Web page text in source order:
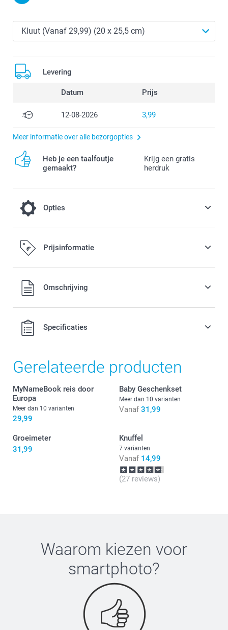
Levering
Datum Prijs
12-08-2026 3,99
Meer informatie over alle bezorgopties
Heb je een taalfoutje
gemaakt?
Krijg een gratis
herdruk
Opties
Een harde kaft om jouw herinneringen nog
heel lang te bewaren!
10,00 / stuk
Prijsinformatie
Alle prijzen zijn in EURO (€) inclusief BTW en exclusief
verzendkosten.Omschrijving
Specificaties
Gerelateerde producten
MyNameBook reis door
Europa
Meer dan 10 varianten
29,99
Baby Geschenkset
Meer dan 10 varianten
Vanaf 31,99
Groeimeter
31,99
Knuffel
7 varianten
Vanaf 14,99
(27 reviews)
Waarom kiezen voor
smartphoto?